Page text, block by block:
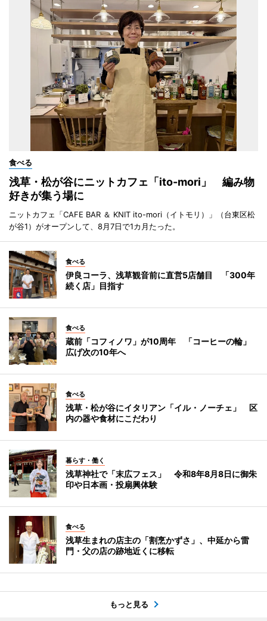
食べる
浅草・松が谷にニットカフェ「ito-mori」 編み物
好きが集う場に
ニットカフェ「CAFE BAR ＆ KNIT ito-mori（イトモリ）」（台東区松
が谷1）がオープンして、8月7日で1カ月たった。
食べる
伊良コーラ、浅草観音前に直営5店舗目 「300年
続く店」目指す
食べる
蔵前「コフィノワ」が10周年 「コーヒーの輪」
広げ次の10年へ
食べる
浅草・松が谷にイタリアン「イル・ノーチェ」 区
内の器や食材にこだわり
暮らす・働く
浅草神社で「末広フェス」 令和8年8月8日に御朱
印や日本画・投扇興体験
食べる
浅草生まれの店主の「割烹かずさ」、中延から雷
門・父の店の跡地近くに移転
もっと見る